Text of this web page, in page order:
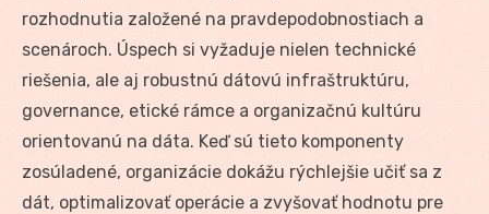
rozhodnutia založené na pravdepodobnostiach a
scenároch. Úspech si vyžaduje nielen technické
riešenia, ale aj robustnú dátovú infraštruktúru,
governance, etické rámce a organizačnú kultúru
orientovanú na dáta. Keď sú tieto komponenty
zosúladené, organizácie dokážu rýchlejšie učiť sa z
dát, optimalizovať operácie a zvyšovať hodnotu pre